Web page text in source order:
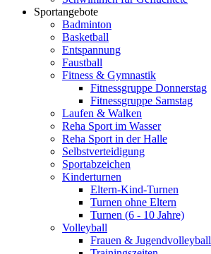
Sportangebote
Badminton
Basketball
Entspannung
Faustball
Fitness & Gymnastik
Fitnessgruppe Donnerstag
Fitnessgruppe Samstag
Laufen & Walken
Reha Sport im Wasser
Reha Sport in der Halle
Selbstverteidigung
Sportabzeichen
Kinderturnen
Eltern-Kind-Turnen
Turnen ohne Eltern
Turnen (6 - 10 Jahre)
Volleyball
Frauen & Jugendvolleyball